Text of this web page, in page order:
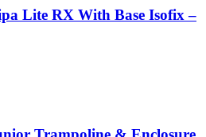
Lite RX With Base Isofix –